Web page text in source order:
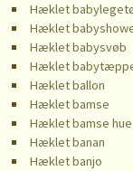
Hæklet
Hæklet
Hæklet babysvøb
Hæklet
Hæklet ballon
Hæklet bamse
Hæklet bamse hue
Hæklet banan
Hæklet banjo